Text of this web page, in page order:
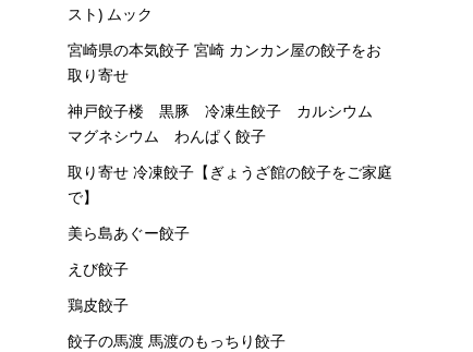
スト) ムック
宮崎県の本気餃子 宮崎 カンカン屋の餃子をお
取り寄せ
神戸餃子楼 黒豚 冷凍生餃子 カルシウム
マグネシウム わんぱく餃子
取り寄せ 冷凍餃子【ぎょうざ館の餃子をご家庭
で】
美ら島あぐー餃子
えび餃子
鶏皮餃子
餃子の馬渡 馬渡のもっちり餃子